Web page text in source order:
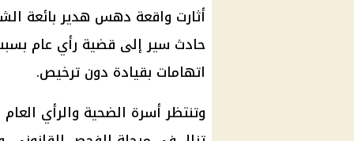
أثارت واقعة دهس هدير بائعة
حادث سير إلى قضية رأي عام
اتهامات بقيادة دون ترخيص.
وتنتظر أسرة الضحية والرأي